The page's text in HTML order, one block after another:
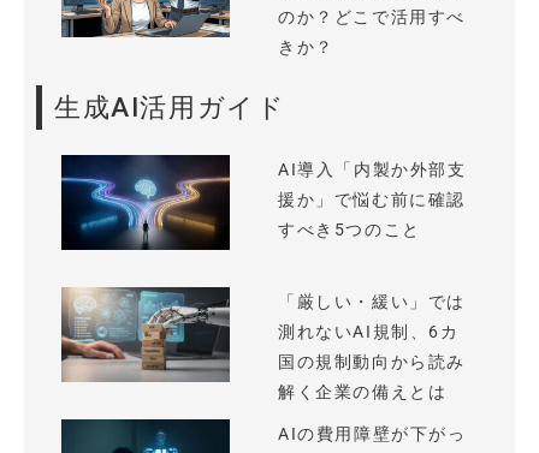
のか？どこで活用すべ
きか？
生成AI活用ガイド
AI導入「内製か外部支
援か」で悩む前に確認
すべき5つのこと
「厳しい・緩い」では
測れないAI規制、6カ
国の規制動向から読み
解く企業の備えとは
AIの費用障壁が下がっ